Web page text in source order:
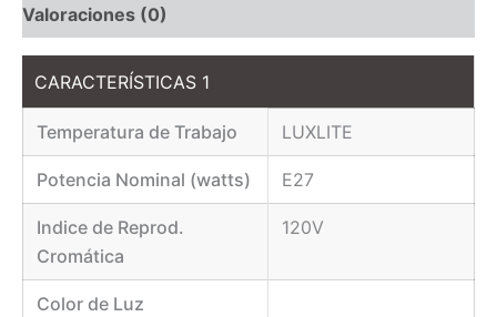
Valoraciones (0)
CARACTERÍSTICAS 1
Temperatura de Trabajo LUXLITE
Potencia Nominal (watts) E27
Indice de Reprod.
Cromática
120V
Color de Luz